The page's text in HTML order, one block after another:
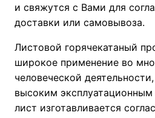
и свяжутся с Вами для
доставки или самовывоза.
Листовой горячекатаный
широкое применение во
человеческой
высоким
лист изготавливается